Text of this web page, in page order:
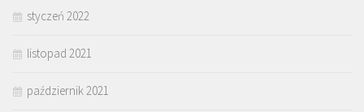
styczeń 2022
listopad 2021
październik 2021